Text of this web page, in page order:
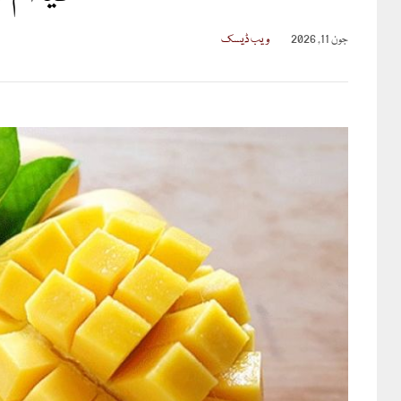
جون 11, 2026 ویب ڈیسک